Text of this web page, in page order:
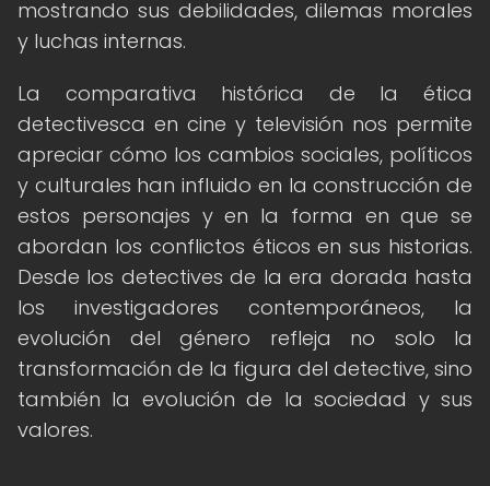
mostrando sus debilidades, dilemas morales
y luchas internas.
La comparativa histórica de la ética
detectivesca en cine y televisión nos permite
apreciar cómo los cambios sociales, políticos
y culturales han influido en la construcción de
estos personajes y en la forma en que se
abordan los conflictos éticos en sus historias.
Desde los detectives de la era dorada hasta
los investigadores contemporáneos, la
evolución del género refleja no solo la
transformación de la figura del detective, sino
también la evolución de la sociedad y sus
valores.